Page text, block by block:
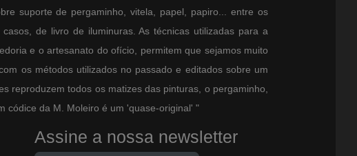
Ver mais comentários (20 )
suporte de pergaminho, vitela, papel, papiro... entre os
de livro de iluminuras. As técnicas utilizadas para a
e o artesanato do ofício, permitem que sejamos muito
os métodos utilizados no passado e editados sobre um
reproduzem todos os matizes das pinturas, o pergaminho,
códice da M. Moleiro é um 'quase-original' "
Assine a nossa newsletter